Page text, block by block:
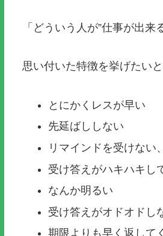
「どういう人が”仕事が出来
思い付いた特徴を挙げたいと
とにかくレスが早い
先延ばししない
リマインドを受けない
受け答えがハキハキし
なんか明るい
受け答えがオドオドし
期限よりも早く返して